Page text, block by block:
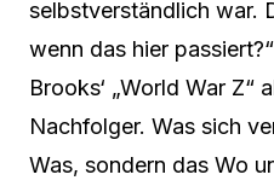
selbstverständlich war.
wenn das hier
Brooks‘ „World War Z“
Nachfolger. Was sich
Was, sondern das Wo